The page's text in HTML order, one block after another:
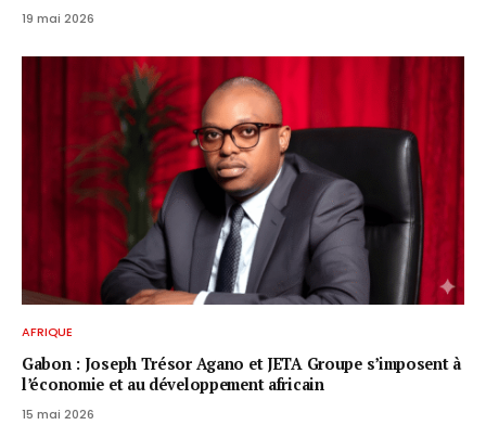
19 mai 2026
AFRIQUE
Gabon : Joseph Trésor Agano et JETA Groupe s’imposent à
l’économie et au développement africain
15 mai 2026